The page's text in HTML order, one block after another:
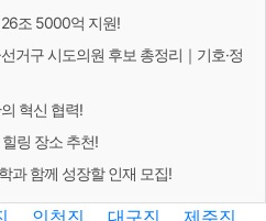
조 5000억 지원!
거구 시도의원 후보 총정리｜기호·정
혁신 협력!
링 장소 추천!
과 함께 성장할 인재 모집!
인천진 대구진 제주진